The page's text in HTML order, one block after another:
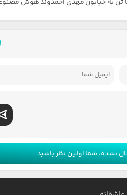
تن به خیابون مهدی احمدوند هوش
نشده، شما اولین نظر باشید